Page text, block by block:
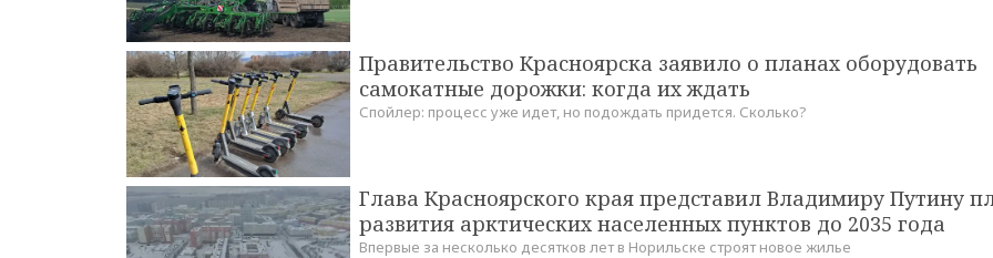
Правительство Красноярска заявило о планах оборудовать
самокатные дорожки: когда их ждать
Спойлер: процесс уже идет, но подождать придется. Сколько?
Глава Красноярского края представил Владимиру Путину
развития арктических населенных пунктов до 2035 года
Впервые за несколько десятков лет в Норильске строят новое жилье